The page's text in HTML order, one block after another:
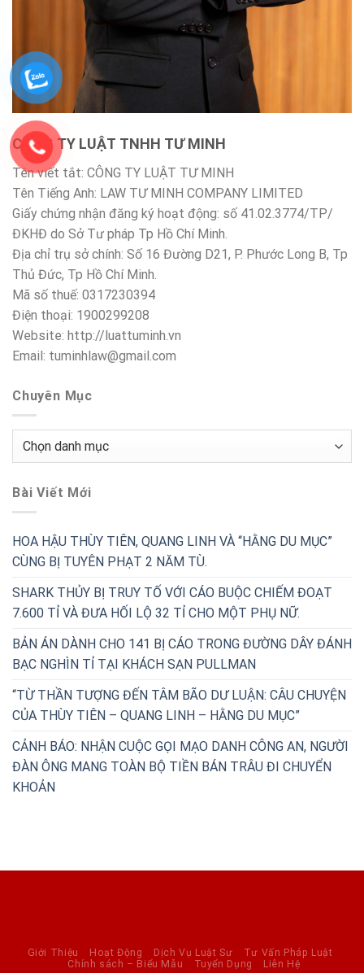
CÔNG TY LUẬT TNHH TƯ MINH
Tên viết tắt: CÔNG TY LUẬT TƯ MINH
Tên Tiếng Anh: LAW TƯ MINH COMPANY LIMITED
Giấy chứng nhận đăng ký hoạt động: số 41.02.3774/TP/
ĐKHĐ do Sở Tư pháp Tp Hồ Chí Minh.
Địa chỉ trụ sở chính: Số 16 Đường D21, P. Phước Long B, Tp
Thủ Đức, Tp Hồ Chí Minh.
Mã số thuế: 0317230394
Điện thoại: 1900299208
Website: http://luattuminh.vn
Email: tuminhlaw@gmail.com
Chuyên Mục
Chuyên
Bài Viết Mới
HOA HẬU THÙY TIÊN, QUANG LINH VÀ “HẰNG DU MỤC”
CÙNG BỊ TUYÊN PHẠT 2 NĂM TÙ.
SHARK THỦY BỊ TRUY TỐ VỚI CÁO BUỘC CHIẾM ĐOẠT
7.600 TỈ VÀ ĐƯA HỐI LỘ 32 TỈ CHO MỘT PHỤ NỮ.
BẢN ÁN DÀNH CHO 141 BỊ CÁO TRONG ĐƯỜNG DÂY ĐÁNH
BẠC NGHÌN TỈ TẠI KHÁCH SẠN PULLMAN
“TỪ THẦN TƯỢNG ĐẾN TÂM BÃO DƯ LUẬN: CÂU CHUYỆN
CỦA THÙY TIÊN – QUANG LINH – HẰNG DU MỤC”
CẢNH BÁO: NHẬN CUỘC GỌI MẠO DANH CÔNG AN, NGƯỜI
ĐÀN ÔNG MANG TOÀN BỘ TIỀN BÁN TRÂU ĐI CHUYỂN
KHOẢN
Giới Thiệu Hoạt Động Dịch Vụ Luật Sư
Tư Vấn Pháp Luật
Chính sách – Biểu Mẫu
Tuyển Dụng Liên Hệ